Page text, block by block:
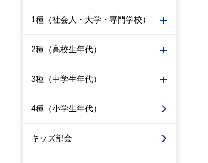
1種（社会人・大学・専門学校）
2種（高校生年代）
3種（中学生年代）
4種（小学生年代）
キッズ部会